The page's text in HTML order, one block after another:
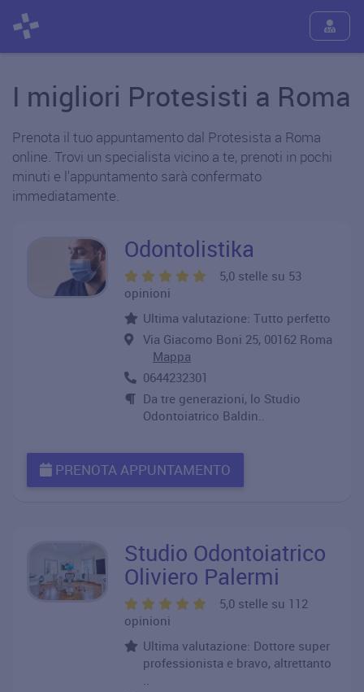
I migliori Protesisti a Roma
Prenota il tuo appuntamento dal Protesista a Roma
online. Trovi un specialista vicino a te, prenoti in pochi
minuti e l'appuntamento sarà confermato
immediatamente.
Odontolistika
5,0 stelle su 53
opinioni
Ultima valutazione: Tutto perfetto
Via Giacomo Boni 25, 00162 Roma
Mappa
0644232301
Da tre generazioni, lo Studio
Odontoiatrico Baldin..
PRENOTA APPUNTAMENTO
Studio Odontoiatrico
Oliviero Palermi
5,0 stelle su 112
opinioni
Ultima valutazione: Dottore super
professionista e bravo, altrettanto
..